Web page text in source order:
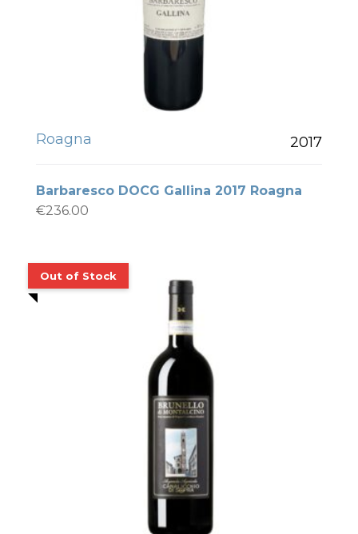
Roagna 2017
Barbaresco DOCG Gallina 2017 Roagna
€236.00